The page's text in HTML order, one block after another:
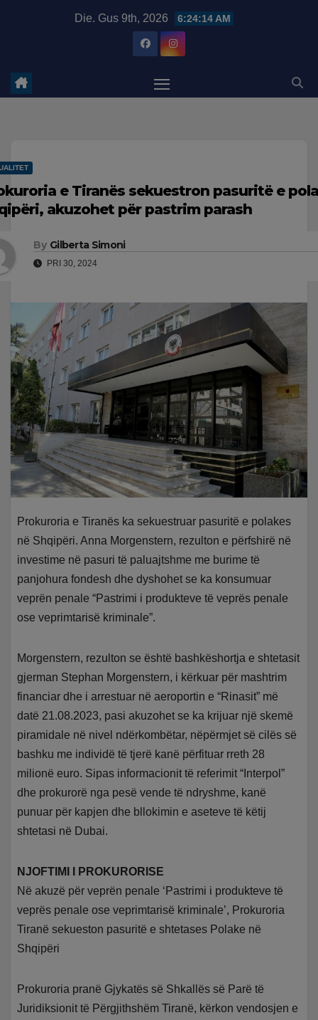
Die. Gus 9th, 2026 6:24:15 AM
e Tiranës sekuestron pasuritë e
akuzohet për pastrim parash
By Gilberta Simoni
PRI 30, 2024
Prokuroria e Tiranës ka sekuestruar pasuritë e polakes
në Shqipëri. Anna Morgenstern, rezulton e përfshirë në
investime në pasuri të paluajtshme me burime të
panjohura fondesh dhe dyshohet se ka konsumuar
veprën penale “Pastrimi i produkteve të veprës penale
ose veprimtarisë kriminale”.
Morgenstern, rezulton se është bashkëshortja e shtetasit
gjerman Stephan Morgenstern, i kërkuar për mashtrim
financiar dhe i arrestuar në aeroportin e “Rinasit” më
datë 21.08.2023, pasi akuzohet se ka krijuar një skemë
piramidale në nivel ndërkombëtar, nëpërmjet së cilës së
bashku me individë të tjerë kanë përfituar rreth 28
milionë euro. Sipas informacionit të referimit “Interpol”
dhe prokurorë nga pesë vende të ndryshme, kanë
punuar për kapjen dhe bllokimin e aseteve të këtij
shtetasi në Dubai.
NJOFTIMI I PROKURORISE
Në akuzë për veprën penale ‘Pastrimi i produkteve të
veprës penale ose veprimtarisë kriminale’, Prokuroria
Tiranë sekueston pasuritë e shtetases Polake në
Shqipëri
Prokuroria pranë Gjykatës së Shkallës së Parë të
Juridiksionit të Përgjithshëm Tiranë, kërkon vendosjen e